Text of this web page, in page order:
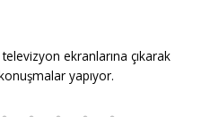
ekranlarına çıkarak
yapıyor.